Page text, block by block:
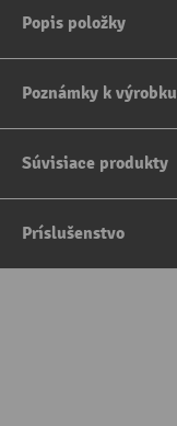
Popis položky
Poznámky k výrobku
Súvisiace produkty
Príslušenstvo